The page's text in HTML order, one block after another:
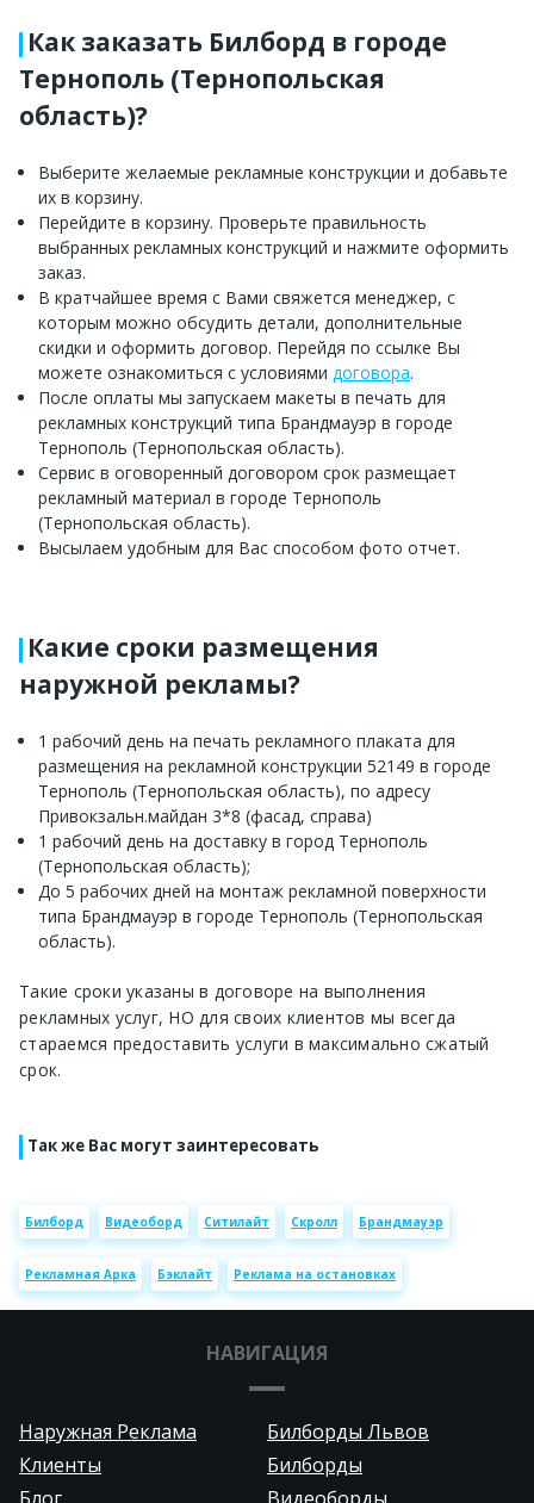
Как заказать Билборд в городе
Тернополь (Тернопольская
область)?
Выберите желаемые рекламные конструкции и добавьте
их в корзину.
Перейдите в корзину. Проверьте правильность
выбранных рекламных конструкций и нажмите оформить
заказ.
В кратчайшее время с Вами свяжется менеджер, с
которым можно обсудить детали, дополнительные
скидки и оформить договор. Перейдя по ссылке Вы
можете ознакомиться с условиями договора.
После оплаты мы запускаем макеты в печать для
рекламных конструкций типа Брандмауэр в городе
Тернополь (Тернопольская область).
Сервис в оговоренный договором срок размещает
рекламный материал в городе Тернополь
(Тернопольская область).
Высылаем удобным для Вас способом фото отчет.
Какие сроки размещения
наружной рекламы?
1 рабочий день на печать рекламного плаката для
размещения на рекламной конструкции 52149 в городе
Тернополь (Тернопольская область), по адресу
Привокзальн.майдан 3*8 (фасад, справа)
1 рабочий день на доставку в город Тернополь
(Тернопольская область);
До 5 рабочих дней на монтаж рекламной поверхности
типа Брандмауэр в городе Тернополь (Тернопольская
область).
Такие сроки указаны в договоре на выполнения
рекламных услуг, НО для своих клиентов мы всегда
стараемся предоставить услуги в максимально сжатый
срок.
Так же Вас могут заинтересовать
Билборд Видеоборд Ситилайт Скролл Брандмауэр
Рекламная Арка Бэклайт Реклама на остановках
НАВИГАЦИЯ
Наружная Реклама
Билборды Львов
Клиенты
Билборды